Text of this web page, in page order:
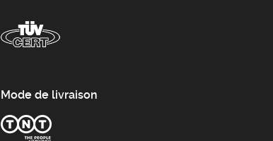
Mode de livraison